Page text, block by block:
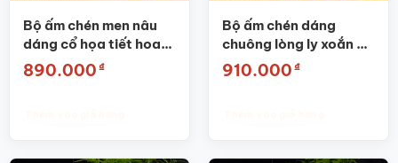
Bộ ấm chén men nâu
dáng cổ họa tiết hoa
đào SG-AC23
890.000 ₫
Bộ ấm chén dáng
chuông lòng ly xoắn ốc
SG-AC13
910.000 ₫